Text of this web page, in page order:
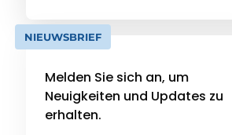
Ihre Situation zu finden. Denken
Sie an sehr schmale, breite oder
Spezifikationen. Darüber hinaus
bieten wir [...]
NIEUWSBRIEF
Melden Sie sich an, um
Neuigkeiten und Updates zu
erhalten.